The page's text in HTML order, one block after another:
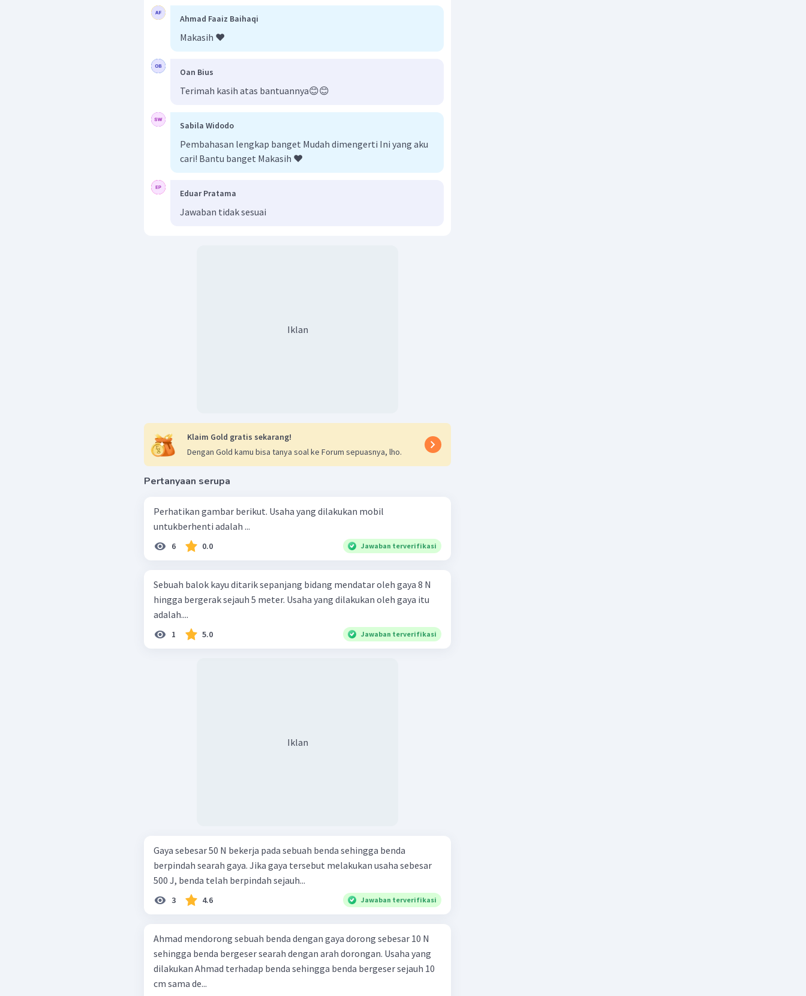
Ahmad Faaiz Baihaqi
Makasih ❤️
Oan Bius
Terimah kasih atas bantuannya😊😊
Sabila Widodo
Pembahasan lengkap banget Mudah dimengerti Ini yang aku
cari! Bantu banget Makasih ❤️
Eduar Pratama
Jawaban tidak sesuai
Iklan
Klaim Gold gratis sekarang!
Dengan Gold kamu bisa tanya soal ke Forum sepuasnya, lho.
Pertanyaan serupa
Perhatikan gambar berikut. Usaha yang dilakukan mobil
untukberhenti adalah ...
6 0.0 Jawaban terverifikasi
Sebuah balok kayu ditarik sepanjang bidang mendatar oleh gaya 8 N
hingga bergerak sejauh 5 meter. Usaha yang dilakukan oleh gaya itu
adalah....
1 5.0 Jawaban terverifikasi
Iklan
Gaya sebesar 50 N bekerja pada sebuah benda sehingga benda
berpindah searah gaya. Jika gaya tersebut melakukan usaha sebesar
500 J, benda telah berpindah sejauh...
3 4.6 Jawaban terverifikasi
Ahmad mendorong sebuah benda dengan gaya dorong sebesar 10 N
sehingga benda bergeser searah dengan arah dorongan. Usaha yang
dilakukan Ahmad terhadap benda sehingga benda bergeser sejauh 10
cm sama de...